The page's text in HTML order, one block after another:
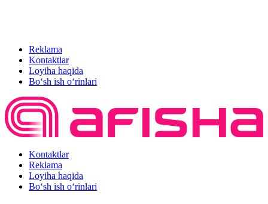
Reklama
Kontaktlar
Loyiha haqida
Bo‘sh ish o‘rinlari
Kontaktlar
Reklama
Loyiha haqida
Bo‘sh ish o‘rinlari